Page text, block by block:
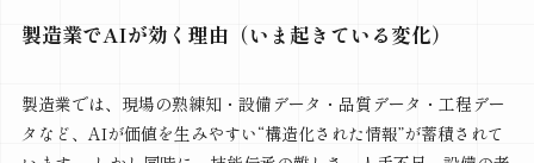
製造業でAIが効く理由（いま起きている変化）
製造業では、現場の熟練知・設備データ・品質データ・工程デー
タなど、AIが価値を生みやすい“構造化された情報”が蓄積されて